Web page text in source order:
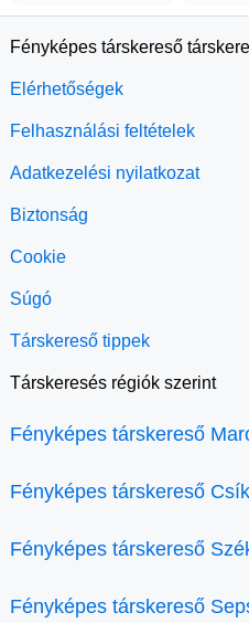
Fényképes társkereső
Elérhetőségek
Felhasználási feltételek
Adatkezelési nyilatkozat
Biztonság
Cookie
Súgó
Társkereső tippek
Társkeresés régiók szerint
Fényképes társkereső
Fényképes társkereső
Fényképes társkereső
Fényképes társkereső